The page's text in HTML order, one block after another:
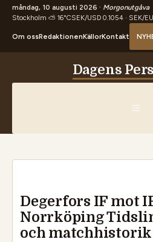
måndag, 10 augusti 2026 · Morgonutgåva
Stockholm ⛅ 16°CSEK/USD 0.1054 · SEK/
Om ossRedaktionenKällorKontakt
Dagens
Degerfors IF mot
Norrköping
och matchhistorik